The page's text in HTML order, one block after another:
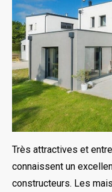
Très attractives et
connaissent un
constructeurs. Les